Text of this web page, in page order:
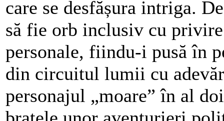
care se desfășura intriga.
să fie orb inclusiv cu
personale, fiindu-i pusă în
din circuitul lumii cu
personajul „moare” în al